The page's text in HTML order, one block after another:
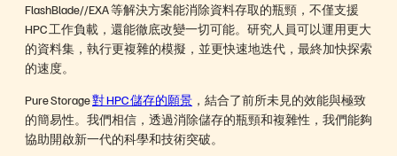
FlashBlade//EXA 等解決方案能消除資料存取的瓶頸，不僅支援
HPC 工作負載，還能徹底改變一切可能。研究人員可以運用更大
的資料集，執行更複雜的模擬，並更快速地迭代，最終加快探索
的速度。
Pure Storage對 HPC 儲存的願景 ，結合了前所未見的效能與極致
的簡易性。我們相信，透過消除儲存的瓶頸和複雜性，我們能夠
協助開啟新一代的科學和技術突破。